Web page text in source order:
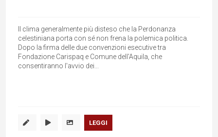
Il clima generalmente più disteso che la Perdonanza
celestiniana porta con sé non frena la polemica politica.
Dopo la firma delle due convenzioni esecutive tra
Fondazione Carispaq e Comune dell'Aquila, che
consentiranno l'avvio dei...
LEGGI